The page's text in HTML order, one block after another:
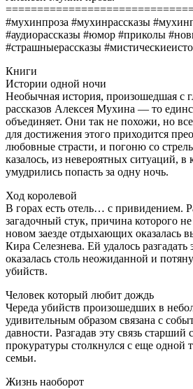
#мухинпроза #мухинрассказы
#аудиорассказы #юмор #приколы
#страшныерассказы
Книги
Истории одной ночи
Необычная история, произошедшая с
рассказов Алексея Мухина — то
объединяет. Они так не похожи, но
для достижения этого приходится
любовные страсти, и погоню со
казалось, из невероятных ситуаций, в
умудрились попасть за одну ночь.
Ход королевой
В горах есть отель… с привидением.
загадочный стук, причина которого
новом заезде отдыхающих оказалась
Кира Селезнева. Ей удалось разгадать
оказалась столь неожиданной и
убийств.
Человек который любит дождь
Череда убийств произошедших в
удивительным образом связана с
давности. Разгадав эту связь старший
прокуратуры столкнулся с еще одной
семьи.
Жизнь наоборот